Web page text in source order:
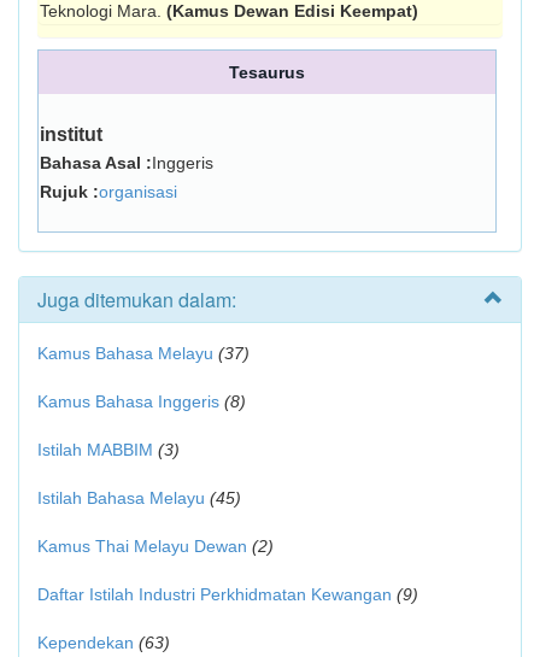
Teknologi Mara. (Kamus Dewan Edisi Keempat)
Tesaurus
institut
Bahasa Asal :Inggeris
Rujuk :organisasi
Juga ditemukan dalam:
Kamus Bahasa Melayu (37)
Kamus Bahasa Inggeris (8)
Istilah MABBIM (3)
Istilah Bahasa Melayu (45)
Kamus Thai Melayu Dewan (2)
Daftar Istilah Industri Perkhidmatan Kewangan (9)
Kependekan (63)